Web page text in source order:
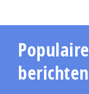
Populaire
berichten